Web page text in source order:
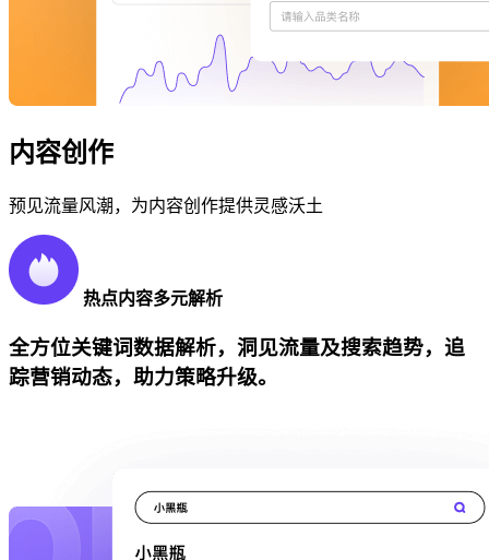
内容创作
预见流量风潮，为内容创作提供灵感沃土
热点内容多元解析
全方位关键词数据解析，洞见流量及搜索趋势，追
踪营销动态，助力策略升级。